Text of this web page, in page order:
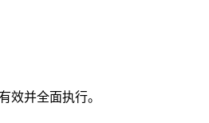
效并全面执行。